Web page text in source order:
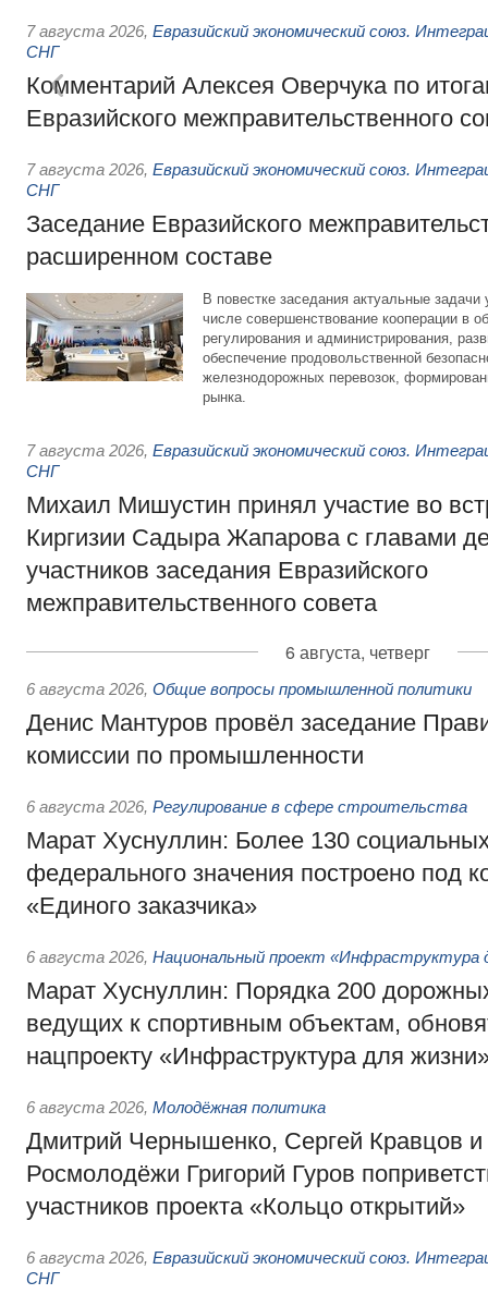
7 августа 2026, Евразийский экономический союз.
СНГ
Комментарий Алексея Оверчука по
Евразийского межправительственного
7 августа 2026, Евразийский экономический союз.
СНГ
Заседание Евразийского
расширенном составе
В повестке заседания актуальные задачи
числе совершенствование кооперации в
регулирования и администрирования,
обеспечение продовольственной
железнодорожных перевозок,
рынка.
7 августа 2026, Евразийский экономический союз.
СНГ
Михаил Мишустин принял участие во
Киргизии Садыра Жапарова с главами
участников заседания Евразийского
межправительственного совета
6 августа, четверг
6 августа 2026, Общие вопросы промышленной политики
Денис Мантуров провёл заседание
комиссии по промышленности
6 августа 2026, Регулирование в сфере строительства
Марат Хуснуллин: Более 130
федерального значения построено под
«Единого заказчика»
6 августа 2026, Национальный проект «Инфраструктура
Марат Хуснуллин: Порядка 200
ведущих к спортивным объектам,
нацпроекту «Инфраструктура для
6 августа 2026, Молодёжная политика
Дмитрий Чернышенко, Сергей Кравцов и
Росмолодёжи Григорий Гуров
участников проекта «Кольцо открытий»
6 августа 2026, Евразийский экономический союз.
СНГ